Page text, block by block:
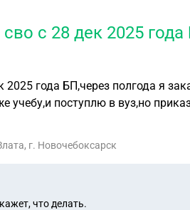
с 28 дек 2025
БП,через полгода я заканчиваю учебу и
учебу,и поступлю в вуз,но
г. Новочебоксарск
что делать.